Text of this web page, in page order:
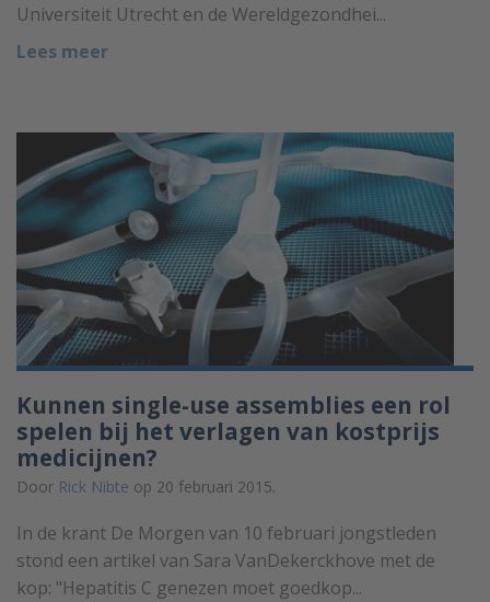
Universiteit Utrecht en de Wereldgezondhei...
Lees meer
Kunnen single-use assemblies een rol
spelen bij het verlagen van kostprijs
medicijnen?
Door Rick Nibte op 20 februari 2015.
In de krant De Morgen van 10 februari jongstleden
stond een artikel van Sara VanDekerckhove met de
kop: "Hepatitis C genezen moet goedkop...